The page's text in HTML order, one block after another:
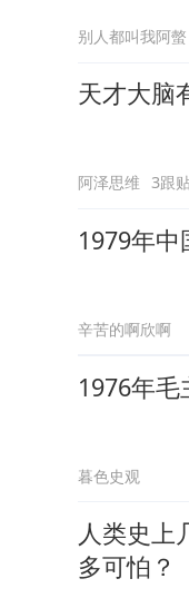
别人都叫我阿螫
天才大脑
阿泽思维 3跟
1979年
辛苦的啊欣啊
1976年
暮色史观
人类史上
多可怕？